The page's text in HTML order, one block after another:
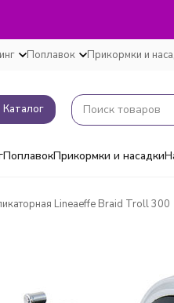
Поплавок Прикормки и
Каталог
ПоплавокПрикормки и насадки
Lineaeffe Braid Troll 300